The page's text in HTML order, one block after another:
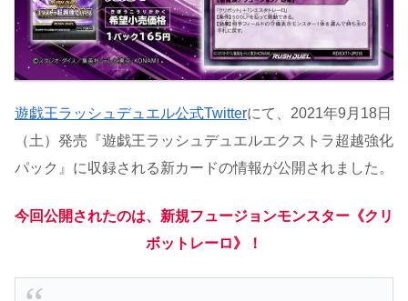
遊戯王ラッシュデュエル公式Twitterにて、2021年9月18日
（土）発売『遊戯王ラッシュデュエルエクストラ超越強化
パック』に収録される新カードの情報が公開されました。
今回公開されたのは、新規フュージョンモンスター《クリ
ボットレーロ》！